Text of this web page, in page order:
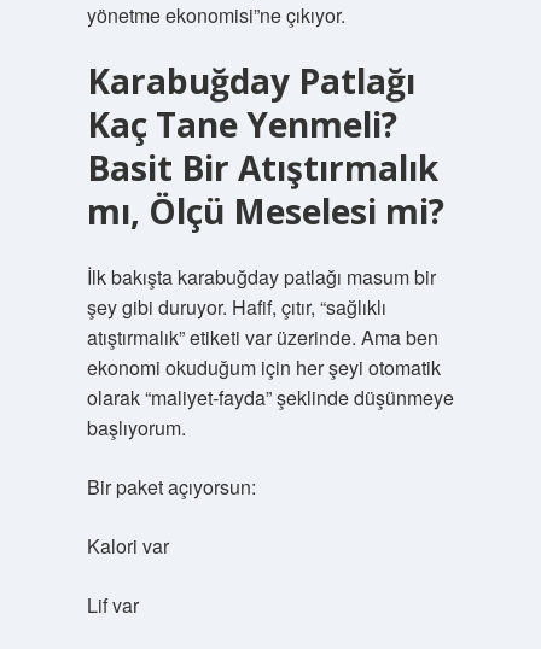
yönetme ekonomisi”ne çıkıyor.
Karabuğday Patlağı
Kaç Tane Yenmeli?
Basit Bir Atıştırmalık
mı, Ölçü Meselesi mi?
İlk bakışta karabuğday patlağı masum bir
şey gibi duruyor. Hafif, çıtır, “sağlıklı
atıştırmalık” etiketi var üzerinde. Ama ben
ekonomi okuduğum için her şeyi otomatik
olarak “maliyet-fayda” şeklinde düşünmeye
başlıyorum.
Bir paket açıyorsun:
Kalori var
Lif var